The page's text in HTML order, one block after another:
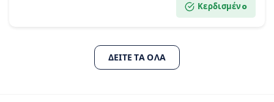
Κερδισμένo
ΔΕΊΤΕ ΤΑ ΌΛΑ